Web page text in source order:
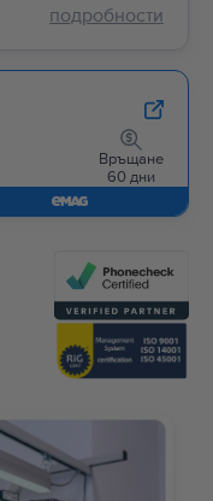
подробности
Връщане
60 дни